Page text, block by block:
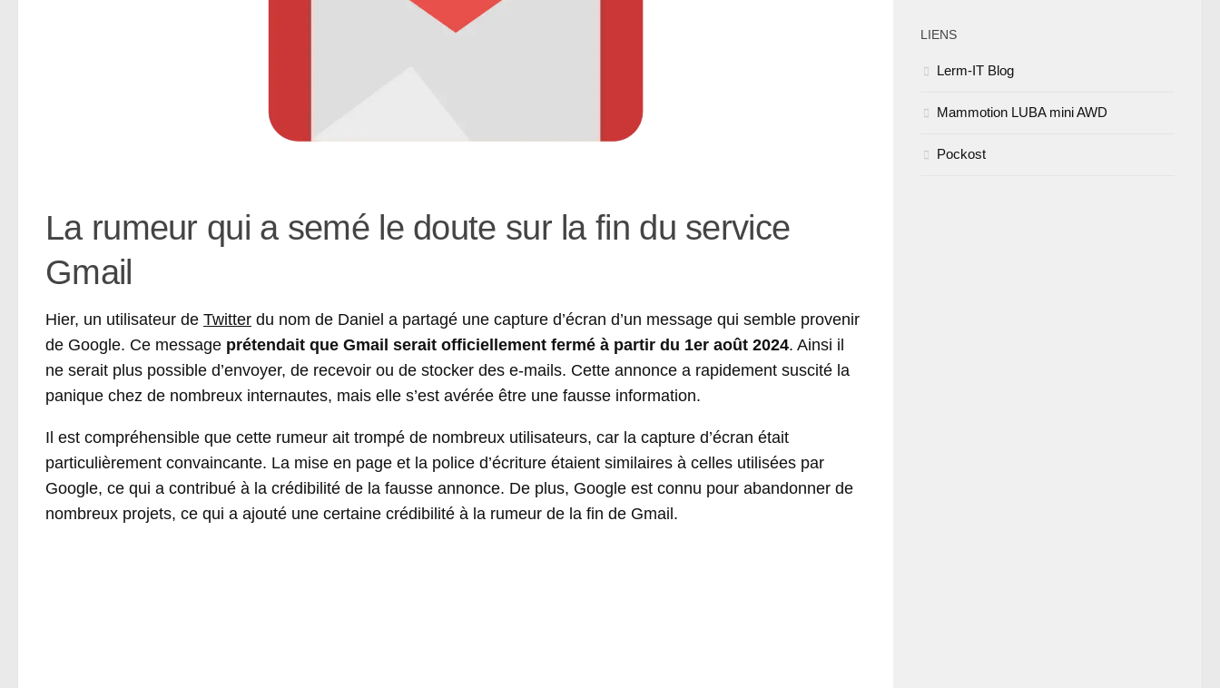
La rumeur qui a semé le doute sur la fin du service
Gmail
Hier, un utilisateur de Twitter du nom de Daniel a partagé une capture d’écran d’un message qui semble provenir
de Google. Ce message prétendait que Gmail serait officiellement fermé à partir du 1er août 2024. Ainsi il
ne serait plus possible d’envoyer, de recevoir ou de stocker des e-mails. Cette annonce a rapidement suscité la
panique chez de nombreux internautes, mais elle s’est avérée être une fausse information.
Il est compréhensible que cette rumeur ait trompé de nombreux utilisateurs, car la capture d’écran était
particulièrement convaincante. La mise en page et la police d’écriture étaient similaires à celles utilisées par
Google, ce qui a contribué à la crédibilité de la fausse annonce. De plus, Google est connu pour abandonner de
nombreux projets, ce qui a ajouté une certaine crédibilité à la rumeur de la fin de Gmail.
LIENS
Lerm-IT Blog
Mammotion LUBA mini AWD
Pockost